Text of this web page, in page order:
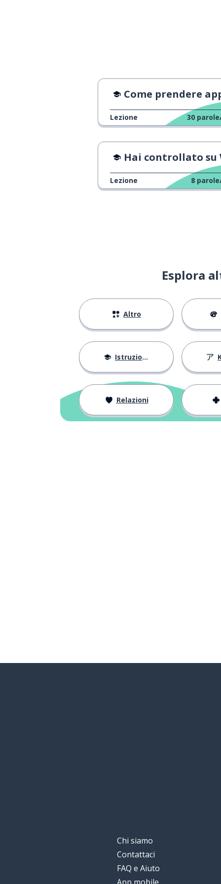
perciò; quindi
diventare
posto;
controllare;
per sempre;
guardare;
cosa; oggetto
questo; questa
Come prendere appunti e
Lezione 30
Hai controllato su
Lezione 8
Esplora
Altro
Istruzione
Relazioni
Chi siamo
Contattaci
FAQ e Aiuto